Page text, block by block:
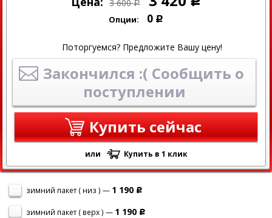
3 600 Р
Опции: 0 Р
Поторгуемся? Предложите Вашу цену!
Закончился :( Сообщить о
поступлении
Купить сейчас
или Купить в 1 клик
зимний пакет ( низ ) — 1 190 Р
зимний пакет ( верх ) — 1 190 Р